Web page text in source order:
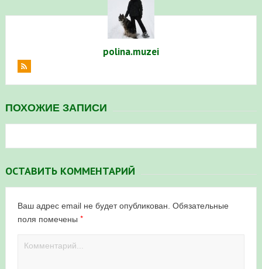
polina.muzei
ПОХОЖИЕ ЗАПИСИ
ОСТАВИТЬ КОММЕНТАРИЙ
Ваш адрес email не будет опубликован. Обязательные
поля помечены *